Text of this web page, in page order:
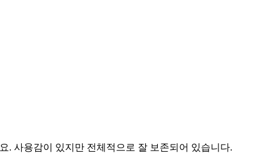
. 사용감이 있지만 전체적으로 잘 보존되어 있습니다.